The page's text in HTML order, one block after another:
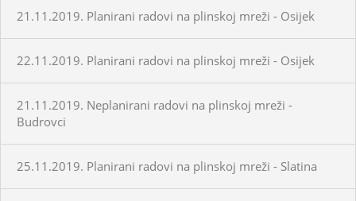
21.11.2019. Planirani radovi na plinskoj mreži - Osijek
22.11.2019. Planirani radovi na plinskoj mreži - Osijek
21.11.2019. Neplanirani radovi na plinskoj mreži -
Budrovci
25.11.2019. Planirani radovi na plinskoj mreži - Slatina